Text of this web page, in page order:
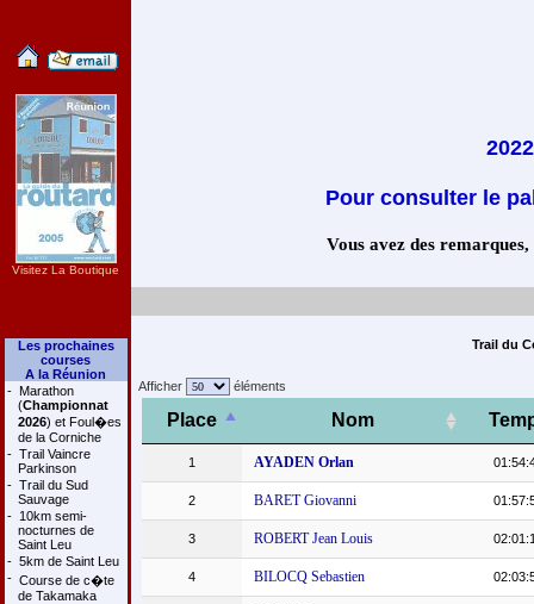
Visitez La Boutique
Les prochaines
courses
A la Réunion
- Marathon
(Championnat
2026) et Foul�es
de la Corniche
- Trail Vaincre
Parkinson
- Trail du Sud
Sauvage
- 10km semi-
nocturnes de
Saint Leu
- 5km de Saint Leu
- Course de c�te
de Takamaka
Pour consulter le
Vous avez des
Trail du
Afficher éléments
Place Nom
1 AYADEN Orlan
2 BARET Giovanni
3 ROBERT Jean Louis
4 BILOCQ Sebastien